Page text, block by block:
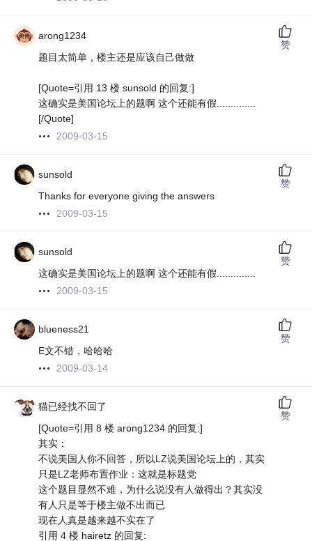
arong1234
题目太简单，楼主还是应该自己做做
[Quote=引用 13 楼 sunsold 的回复:]
这确实是美国论坛上的题啊 这个还能有假..............
[/Quote]
2009-03-15
赞
sunsold
Thanks for everyone giving the answers
2009-03-15
赞
sunsold
这确实是美国论坛上的题啊 这个还能有假..............
2009-03-15
赞
blueness21
E文不错，哈哈哈
2009-03-14
赞
猫已经找不回了
[Quote=引用 8 楼 arong1234 的回复:]
其实：
不说美国人你不回答，所以LZ说美国论坛上的，其实
只是LZ老师布置作业：这就是标题党
这个题目显然不难，为什么说没有人做得出？其实没
有人只是等于楼主做不出而已
现在人真是越来越不实在了
引用 4 楼 hairetz 的回复:
赞